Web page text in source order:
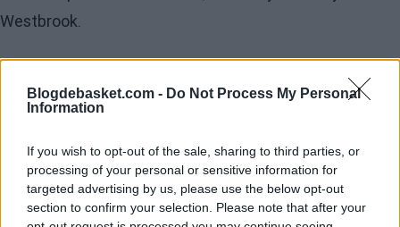
Blogdebasket.com - Do Not Process My Personal
Information
If you wish to opt-out of the sale, sharing to third parties, or
processing of your personal or sensitive information for
targeted advertising by us, please use the below opt-out
section to confirm your selection. Please note that after your
Westbrook.
ABSOLUTE CHAOS ANDREW NEMBHARD WINS IT AT
THE DEATHhttps://t.co/YK7M0kBlx8